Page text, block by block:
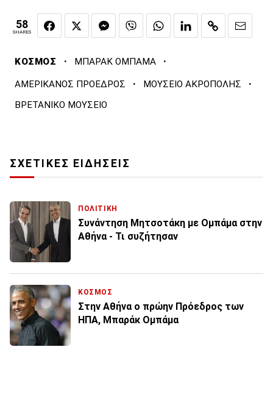
58
SHARES
ΚΟΣΜΟΣ · ΜΠΑΡΑΚ ΟΜΠΑΜΑ ·
ΑΜΕΡΙΚΑΝΟΣ ΠΡΟΕΔΡΟΣ · ΜΟΥΣΕΙΟ ΑΚΡΟΠΟΛΗΣ ·
ΒΡΕΤΑΝΙΚΟ ΜΟΥΣΕΙΟ
ΣΧΕΤΙΚΕΣ ΕΙΔΗΣΕΙΣ
ΠΟΛΙΤΙΚΗ
Συνάντηση Μητσοτάκη με Ομπάμα στην
Αθήνα - Τι συζήτησαν
ΚΟΣΜΟΣ
Στην Αθήνα ο πρώην Πρόεδρος των
ΗΠΑ, Μπαράκ Ομπάμα